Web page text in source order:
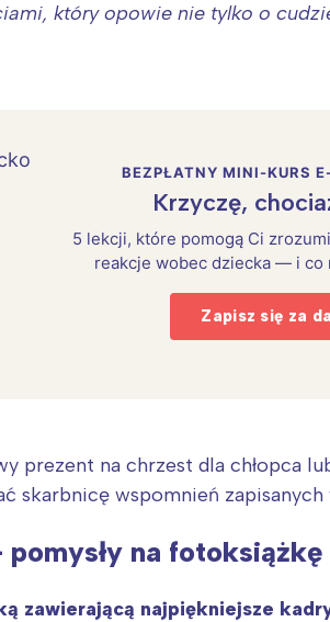
który opowie nie tylko o
BEZPŁATNY MINI-KURS
Krzyczę,
5 lekcji, które pomogą Ci
reakcje wobec dziecka — i co
Zapisz się za
prezent na chrzest dla chłopca
skarbnicę wspomnień
na fotoksiążkę
zawierającą najpiękniejsze